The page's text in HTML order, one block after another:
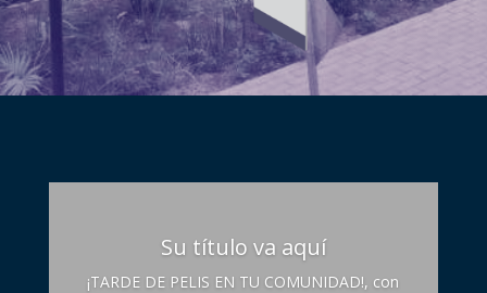
Su título va aquí
¡TARDE DE PELIS EN TU COMUNIDAD!, con